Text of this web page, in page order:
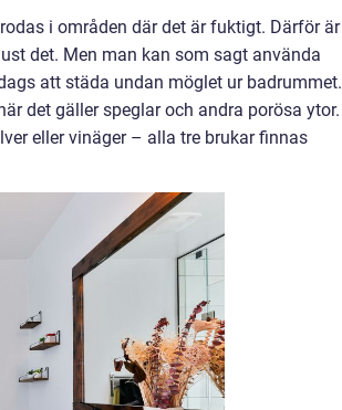
i områden där det är fuktigt. Därför är
det. Men man kan som sagt använda
att städa undan möglet ur badrummet.
det gäller speglar och andra porösa ytor.
eller vinäger – alla tre brukar finnas